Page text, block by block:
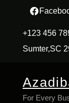
+123 456
Sumter,SC
For Every